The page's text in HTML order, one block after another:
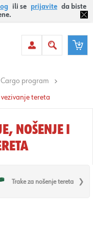
ili se prijavite da biste
Cargo program
vezivanje tereta
NOŠENJE I
Trake za nošenje tereta